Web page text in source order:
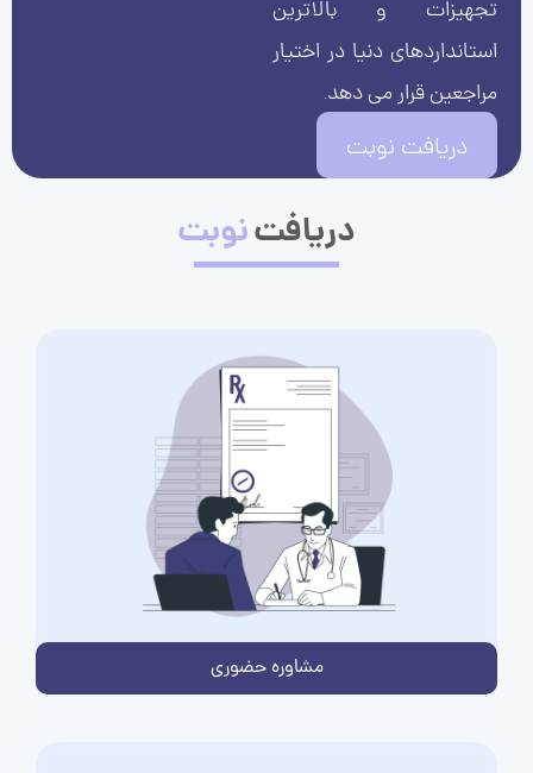
تجهیزات و بالاترین
استانداردهای دنیا در اختیار
مراجعین قرار می دهد.
دریافت نوبت
دریافتنوبت
مشاوره حضوری